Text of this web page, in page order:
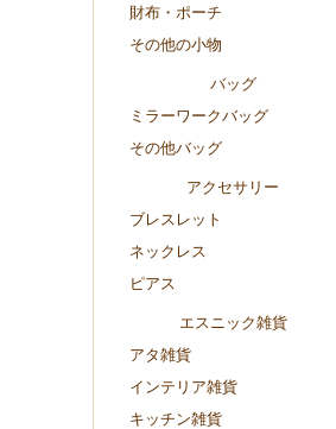
財布・ポーチ
その他の小物
バッグ
ミラーワークバッグ
その他バッグ
アクセサリー
ブレスレット
ネックレス
ピアス
エスニック雑貨
アタ雑貨
インテリア雑貨
キッチン雑貨